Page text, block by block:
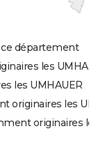
ce département
les
les UMHAUER
originaires les
originaires